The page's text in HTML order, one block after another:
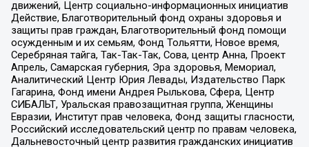
движений, Центр социально-информационных инициатив
Действие, Благотворительный фонд охраны здоровья и
защиты прав граждан, Благотворительный фонд помощи
осужденным и их семьям, Фонд Тольятти, Новое время,
Серебряная тайга, Так-Так-Так, Сова, центр Анна, Проект
Апрель, Самарская губерния, Эра здоровья, Мемориал,
Аналитический Центр Юрия Левады, Издательство Парк
Гагарина, Фонд имени Андрея Рылькова, Сфера, Центр
СИБАЛЬТ, Уральская правозащитная группа, Женщины
Евразии, Институт прав человека, Фонд защиты гласности,
Российский исследовательский центр по правам человека,
Дальневосточный центр развития гражданских инициатив